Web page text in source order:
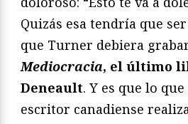
Quizás esa tendría que
que Turner debiera
Mediocracia, el último
Deneault. Y es que lo
escritor canadiense